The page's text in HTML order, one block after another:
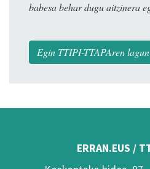
babesa behar dugu aitzinera
Egin TTIPI-TTAPAren lagun
ERRAN.EUS /